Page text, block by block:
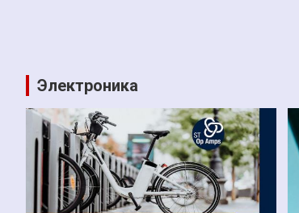
Электроника